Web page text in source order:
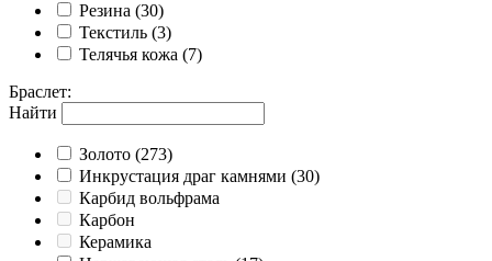
Резина (30)
Текстиль (3)
Телячья кожа (7)
Браслет:
Найти
Золото (273)
Инкрустация драг камнями (30)
Карбид вольфрама
Карбон
Керамика